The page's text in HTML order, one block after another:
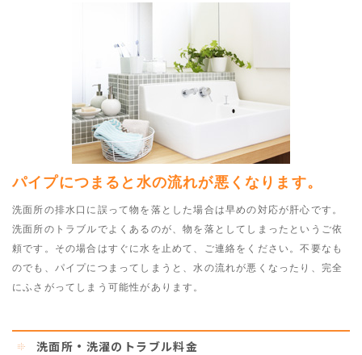
パイプにつまると水の流れが悪くなります。
洗面所の排水口に誤って物を落とした場合は早めの対応が肝心です。
洗面所のトラブルでよくあるのが、物を落としてしまったというご依
頼です。その場合はすぐに水を止めて、ご連絡をください。不要なも
のでも、パイプにつまってしまうと、水の流れが悪くなったり、完全
にふさがってしまう可能性があります。
洗面所・洗濯のトラブル料金